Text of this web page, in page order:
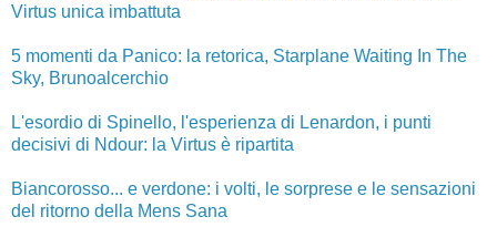
Virtus unica imbattuta
5 momenti da Panico: la retorica, Starplane Waiting In The
Sky, Brunoalcerchio
L'esordio di Spinello, l'esperienza di Lenardon, i punti
decisivi di Ndour: la Virtus è ripartita
Biancorosso... e verdone: i volti, le sorprese e le sensazioni
del ritorno della Mens Sana